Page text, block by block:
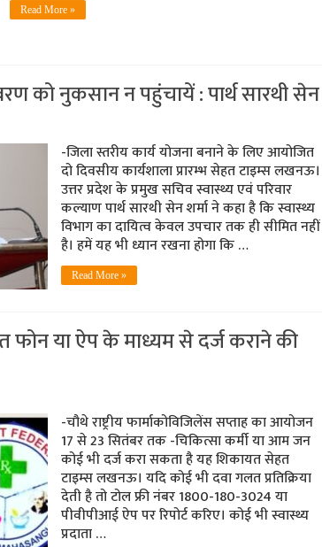
Read More »
को नुकसान न पहुंचायें : पार्थ सारथी सेन
-जिला स्तरीय कार्य योजना बनाने के लिए आयोजित
दो दिवसीय कार्यशाला प्रारम्भ सेहत टाइम्स लखनऊ।
उत्तर प्रदेश के प्रमुख सचिव स्वास्थ्य एवं परिवार
कल्याण पार्थ सारथी सेन शर्मा ने कहा है कि स्वास्थ्य
विभाग का दायित्व केवल उपचार तक ही सीमित नहीं
है। हमें यह भी ध्यान रखना होगा कि …
Read More »
या ऐप के माध्यम से दर्ज कराने की
-चौथे राष्ट्रीय फार्माकोविजिलेंस सप्ताह का आयोजन
17 से 23 सितंबर तक -चिकित्सा कर्मी या आम जन
कोई भी दर्ज करा सकता है यह शिकायत सेहत
टाइम्स लखनऊ। यदि कोई भी दवा गलत प्रतिक्रिया
देती है तो टोल फ्री नंबर 1800-180-3024 या
पीवीपीआई ऐप पर रिपोर्ट करिए। कोई भी स्वास्थ्य
प्रदाता …